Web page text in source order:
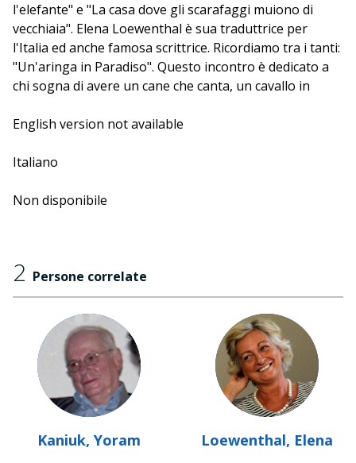
l'elefante" e "La casa dove gli scarafaggi muiono di
vecchiaia". Elena Loewenthal è sua traduttrice per
l'Italia ed anche famosa scrittrice. Ricordiamo tra i tanti:
"Un'aringa in Paradiso". Questo incontro è dedicato a
chi sogna di avere un cane che canta, un cavallo in
amano scherzare se non con i fatti almeno con le
English version not available
Italiano
Non disponibile
2 Persone correlate
Kaniuk, Yoram Loewenthal, Elena